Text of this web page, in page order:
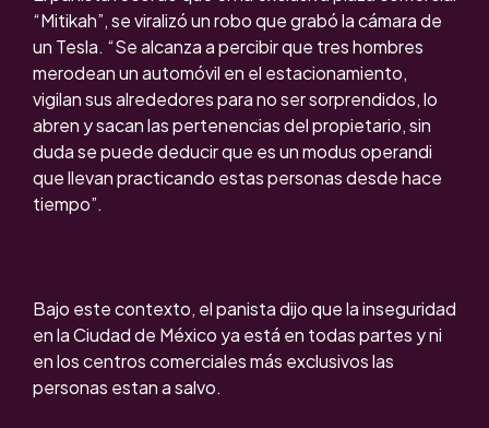
“Mitikah”, se viralizó un robo que grabó la cámara de
un Tesla. “Se alcanza a percibir que tres hombres
merodean un automóvil en el estacionamiento,
vigilan sus alrededores para no ser sorprendidos, lo
abren y sacan las pertenencias del propietario, sin
duda se puede deducir que es un modus operandi
que llevan practicando estas personas desde hace
tiempo”.
Bajo este contexto, el panista dijo que la inseguridad
en la Ciudad de México ya está en todas partes y ni
en los centros comerciales más exclusivos las
personas estan a salvo.